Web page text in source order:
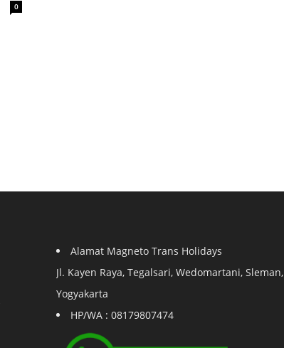
0
Alamat Magneto Trans Holidays
Jl. Kayen Raya, Tegalsari, Wedomartani, Sleman,
Yogyakarta
HP/WA : 08179807474